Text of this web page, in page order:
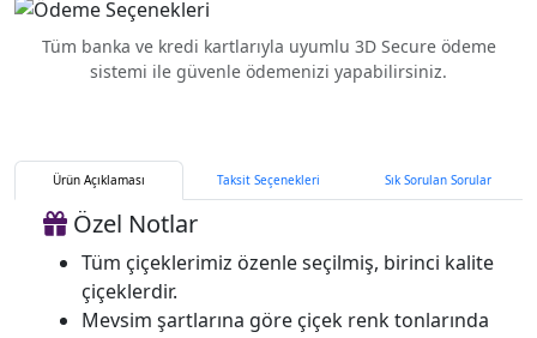
Tüm banka ve kredi kartlarıyla uyumlu 3D Secure ödeme
sistemi ile güvenle ödemenizi yapabilirsiniz.
Ürün Açıklaması Taksit Seçenekleri Sık Sorulan Sorular
Özel Notlar
Tüm çiçeklerimiz özenle seçilmiş, birinci kalite
çiçeklerdir.
Mevsim şartlarına göre çiçek renk tonlarında